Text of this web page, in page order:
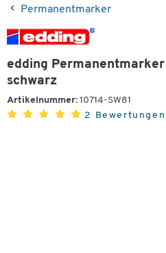
Permanentmarker
edding
schwarz
Artikelnummer: 10714-SW81
2 Bewertungen